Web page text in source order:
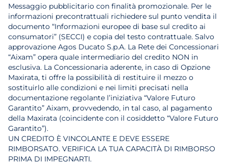
Messaggio pubblicitario con finalità promozionale. Per le
informazioni precontrattuali richiedere sul punto vendita il
documento “Informazioni europee di base sul credito ai
consumatori” (SECCI) e copia del testo contrattuale. Salvo
approvazione Agos Ducato S.p.A. La Rete dei Concessionari
“Aixam” opera quale intermediario del credito NON in
esclusiva. La Concessionaria aderente, in caso di Opzione
Maxirata, ti offre la possibilità di restituire il mezzo o
sostituirlo alle condizioni e nei limiti precisati nella
documentazione regolante l’iniziativa “Valore Futuro
Garantito” Aixam, provvedendo, in tal caso, al pagamento
della Maxirata (coincidente con il cosiddetto “Valore Futuro
Garantito”).
UN CREDITO È VINCOLANTE E DEVE ESSERE
RIMBORSATO. VERIFICA LA TUA CAPACITÀ DI RIMBORSO
PRIMA DI IMPEGNARTI.